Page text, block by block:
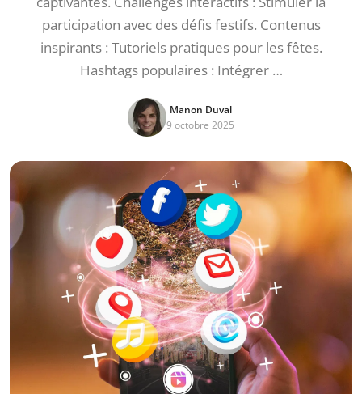
participation avec des défis festifs. Contenus
inspirants : Tutoriels pratiques pour les fêtes.
Hashtags populaires : Intégrer …
Manon Duval
9 octobre 2025